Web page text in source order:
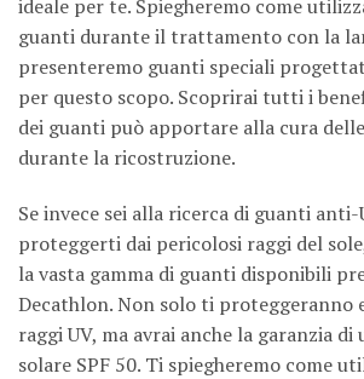
ideale per te. Spiegheremo come
guanti durante il trattamento con la
presenteremo guanti speciali
per questo scopo. Scoprirai tutti i
dei guanti può apportare alla cura
durante la ricostruzione.
Se invece sei alla ricerca di guanti
proteggerti dai pericolosi raggi del
la vasta gamma di guanti disponibili
Decathlon. Non solo ti proteggeranno
raggi UV, ma avrai anche la garanzia
solare SPF 50. Ti spiegheremo come